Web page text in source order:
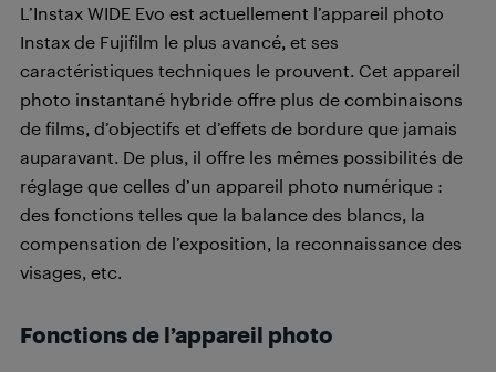
L’Instax WIDE Evo est actuellement l’appareil photo
Instax de Fujifilm le plus avancé, et ses
caractéristiques techniques le prouvent. Cet appareil
photo instantané hybride offre plus de combinaisons
de films, d’objectifs et d’effets de bordure que jamais
auparavant. De plus, il offre les mêmes possibilités de
réglage que celles d’un appareil photo numérique :
des fonctions telles que la balance des blancs, la
compensation de l’exposition, la reconnaissance des
visages, etc.
Fonctions de l’appareil photo